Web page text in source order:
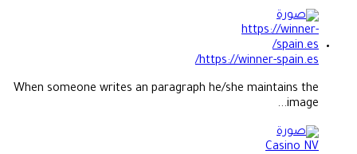
https://winner-spain.es/
When someone writes an paragraph he/she maintains the
image...